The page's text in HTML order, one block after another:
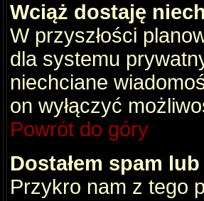
Wciąż dostaję
W przyszłości
dla systemu
niechciane
on wyłączyć
Powrót do góry
Dostałem spam
Przykro nam z tego